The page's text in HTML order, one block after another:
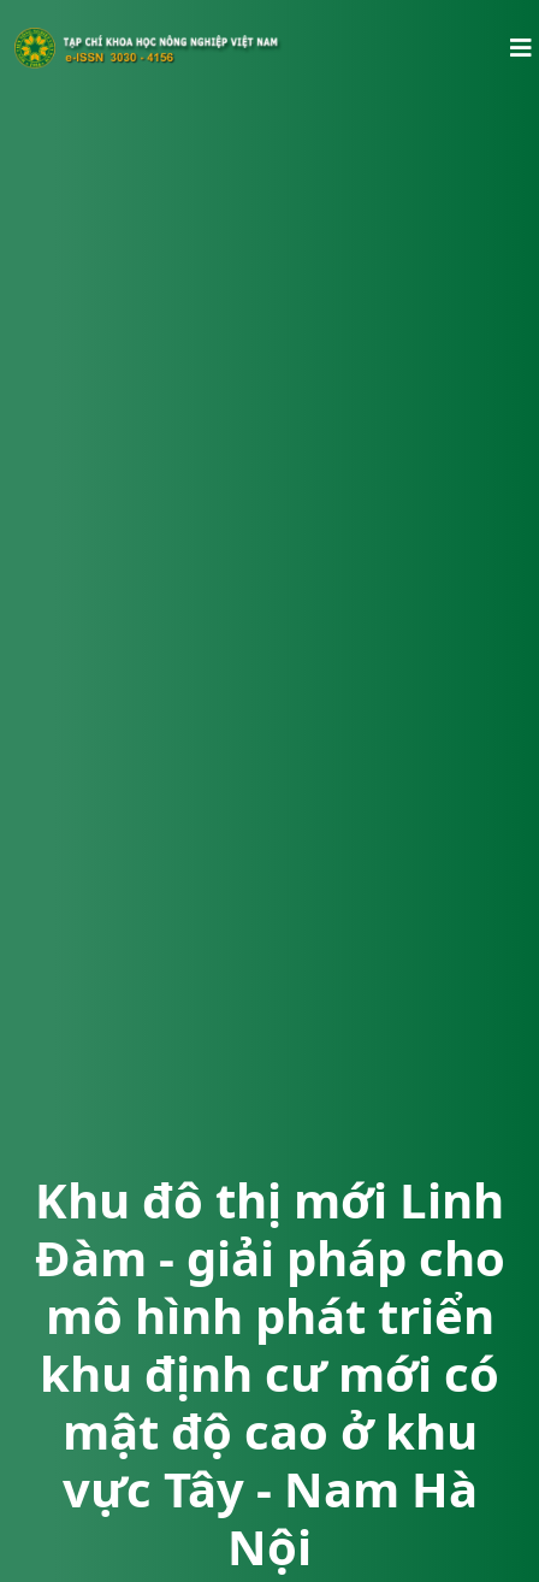
Khu đô thị mới Linh
Đàm - giải pháp cho
mô hình phát triển
khu định cư mới có
mật độ cao ở khu
vực Tây - Nam Hà
Nội